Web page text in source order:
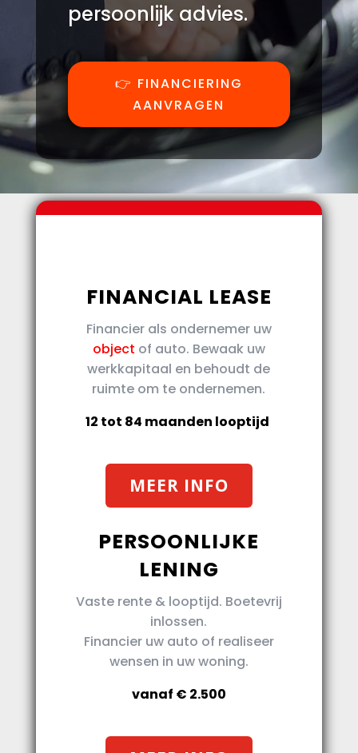
persoonlijk advies.
👉 FINANCIERING
AANVRAGEN
FINANCIAL LEASE
Financier als ondernemer uw
object of auto. Bewaak uw
werkkapitaal en behoudt de
ruimte om te ondernemen.
12 tot 84 maanden looptijd
MEER INFO
PERSOONLIJKE
LENING
Vaste rente & looptijd. Boetevrij
inlossen.
Financier uw auto of realiseer
wensen in uw woning.
vanaf € 2.500